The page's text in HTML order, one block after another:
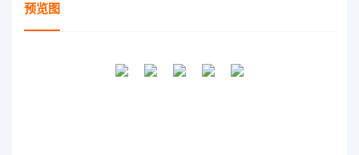
预览图